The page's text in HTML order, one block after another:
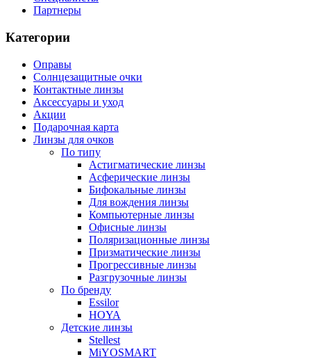
Партнеры
Категории
Оправы
Солнцезащитные очки
Контактные линзы
Аксессуары и уход
Акции
Подарочная карта
Линзы для очков
По типу
Астигматические линзы
Асферические линзы
Бифокальные линзы
Для вождения линзы
Компьютерные линзы
Офисные линзы
Поляризационные линзы
Призматические линзы
Прогрессивные линзы
Разгрузочные линзы
По бренду
Essilor
HOYA
Детские линзы
Stellest
MiYOSMART